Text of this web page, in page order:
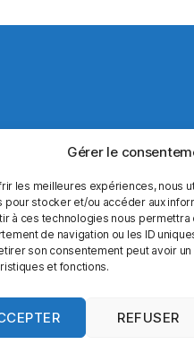
Gérer le
les meilleures expériences, nous
pour stocker et/ou accéder aux
à ces technologies nous
de navigation ou les ID
son consentement peut avoir
et fonctions.
REFUSER